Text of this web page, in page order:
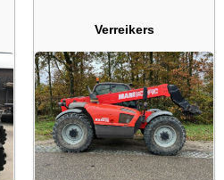
Verreikers